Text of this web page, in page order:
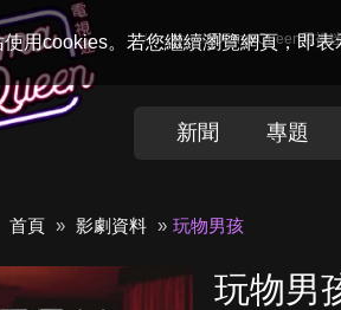
用cookies。若您繼續瀏覽網頁，即表
Welcome toDramaQueen電視
新聞 專題
首頁 影劇資料 玩物男孩
玩物男